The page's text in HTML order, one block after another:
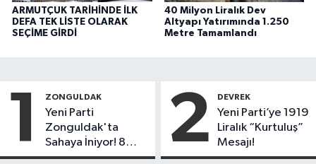
ARMUTÇUK TARİHİNDE İLK
DEFA TEK LİSTE OLARAK
SEÇİME GİRDİ
40 Milyon Liralık Dev
Altyapı Yatırımında 1.250
Metre Tamamlandı
1 ZONGULDAK
Yeni Parti
Zonguldak'ta
Sahaya İniyor! 8
İlçede Kurucu
2 DEVREK
Yeni Parti’ye 1919
Liralık “Kurtuluş”
Mesajı!